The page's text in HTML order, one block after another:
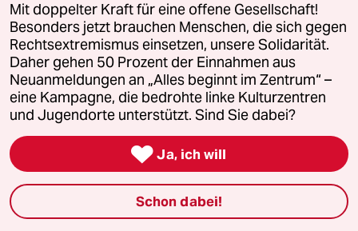
Veranstaltungen
Demnächst
Vor Ort
Live im Stream
Vergangene
Mit doppelter Kraft für eine offene Gesellschaft!
Besonders jetzt brauchen Menschen, die sich gegen
Rechtsextremismus einsetzen, unsere Solidarität.
Daher gehen 50 Prozent der Einnahmen aus
Neuanmeldungen an „Alles beginnt im Zentrum“ –
eine Kampagne, die bedrohte linke Kulturzentren
und Jugendorte unterstützt. Sind Sie dabei?
 Ja, ich will
Schon dabei!